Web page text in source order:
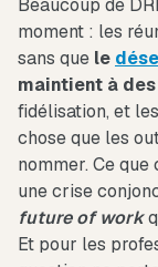
Beaucoup de
moment : les
sans que le
maintient à
fidélisation, et
chose que les
nommer. Ce
une crise
future of work
Et pour les